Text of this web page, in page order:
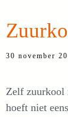
30 november
Zelf zuurkool
hoeft niet